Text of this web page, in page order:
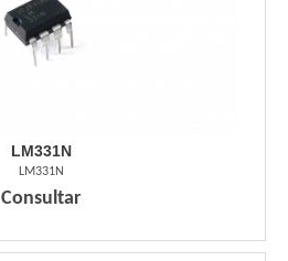
LM331N
LM331N
Consultar